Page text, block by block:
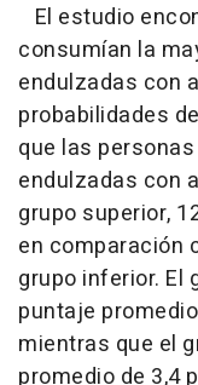
El estudio
consumían la
endulzadas con
probabilidades
que las
endulzadas con
grupo superior,
en comparación
grupo inferior. El
puntaje
mientras que el
promedio de 3,4